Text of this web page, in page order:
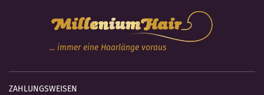
... immer eine Haarlänge voraus
ZAHLUNGSWEISEN